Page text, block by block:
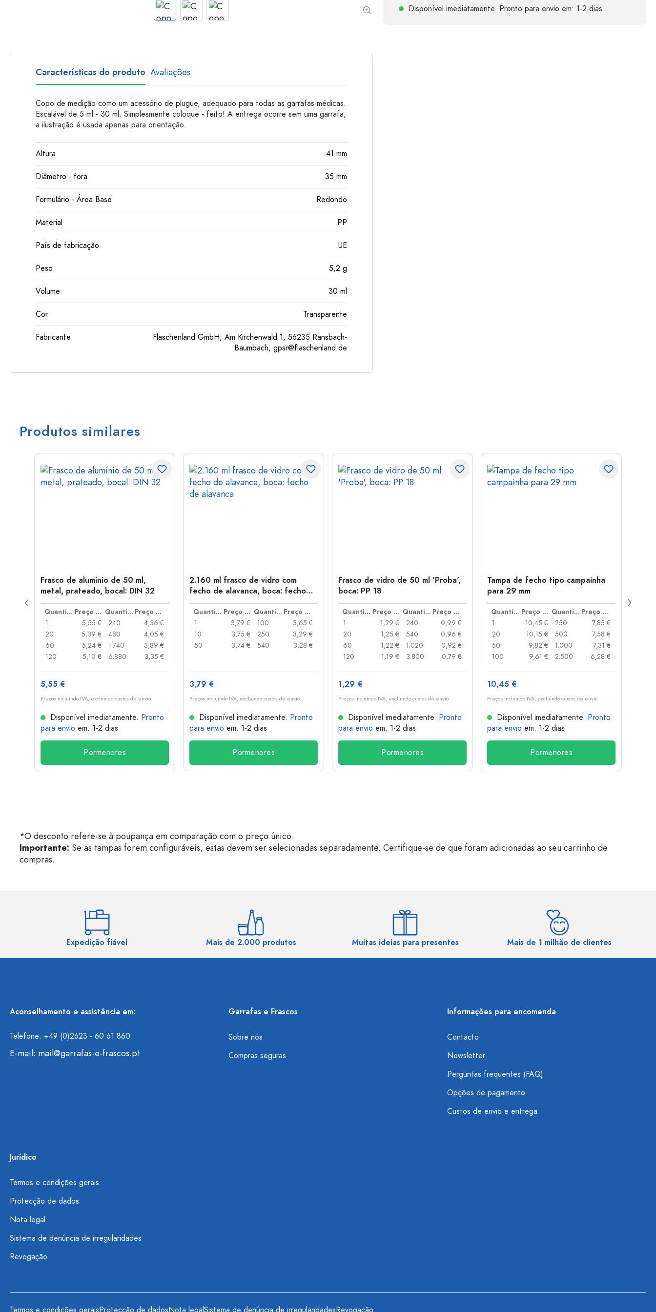
Garrafas de plastico
Disponível imediatamente. Pronto para envio em: 1-2 dias
Características do produto Avaliações
Copo de medição como um acessório de plugue, adequado para todas as garrafas médicas.
Escalável de 5 ml - 30 ml. Simplesmente coloque - feito! A entrega ocorre sem uma garrafa,
a ilustração é usada apenas para orientação.
Altura 41 mm
Diâmetro - fora 35 mm
Formulário - Área Base Redondo
Material PP
País de fabricação UE
Peso 5,2 g
Volume 30 ml
Cor Transparente
Fabricante
Flaschenland GmbH, Am Kirchenwald 1, 56235 Ransbach-
Baumbach, gpsr@flaschenland.de
Produtos similares
Frasco de alumínio de 50 ml,
metal, prateado, bocal: DIN 32
Quantidade Preço por peça Quantidade
Preço por peça
1
5,55 €
20
5,39 €
60
5,24 €
120
5,10 €
240
4,36 €
480
4,05 €
1.740
3,89 €
6.880
3,35 €
5,55 €
Preços incluindo IVA, excluindo custos de envio
Disponível imediatamente. Pronto
para envio em: 1-2 dias
Pormenores
2.160 ml frasco de vidro com
fecho de alavanca, boca: fecho
de alavanca
Quantidade Preço por peça Quantidade
Preço por peça
1
3,79 €
10
3,75 €
50
3,74 €
100
3,65 €
250
3,29 €
540
3,28 €
3,79 €
Preços incluindo IVA, excluindo custos de envio
Disponível imediatamente. Pronto
para envio em: 1-2 dias
Pormenores
Frasco de vidro de 50 ml 'Proba',
boca: PP 18
Quantidade Preço por peça Quantidade
Preço por peça
1
1,29 €
20
1,25 €
60
1,22 €
120
1,19 €
240
0,99 €
540
0,96 €
1.020
0,92 €
3.800
0,79 €
1,29 €
Preços incluindo IVA, excluindo custos de envio
Disponível imediatamente. Pronto
para envio em: 1-2 dias
Pormenores
Tampa de fecho tipo campainha
para 29 mm
Quantidade Preço por peça Quantidade
Preço por peça
1
10,45 €
20
10,15 €
50
9,82 €
100
9,61 €
250
7,85 €
500
7,58 €
1.000
7,31 €
2.500
6,28 €
10,45 €
Preços incluindo IVA, excluindo custos de envio
Disponível imediatamente. Pronto
para envio em: 1-2 dias
Pormenores
*O desconto refere-se à poupança em comparação com o preço único.
Importante: Se as tampas forem configuráveis, estas devem ser selecionadas separadamente. Certifique-se de que foram adicionadas ao seu carrinho de
compras.
Expedição fiável Mais de 2.000 produtos Muitas ideias para presentes Mais de 1 milhão de clientes
Aconselhamento e assistência em:
Telefone: +49 (0)2623 - 60 61 860
E-mail: mail@garrafas-e-frascos.pt
Garrafas e Frascos
Sobre nós
Compras seguras
Informações para encomenda
Contacto
Newsletter
Perguntas frequentes (FAQ)
Opções de pagamento
Custos de envio e entrega
Jurídico
Termos e condições gerais
Protecção de dados
Nota legal
Sistema de denúncia de irregularidades
Revogação